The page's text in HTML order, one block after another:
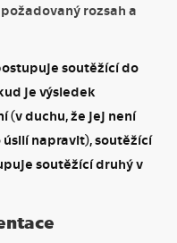
rozsah a
soutěžící do
je výsledek
(v duchu, že jej není
napravit), soutěžící
soutěžící druhý v